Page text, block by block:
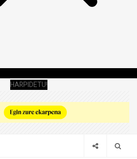
HARPIDETU!